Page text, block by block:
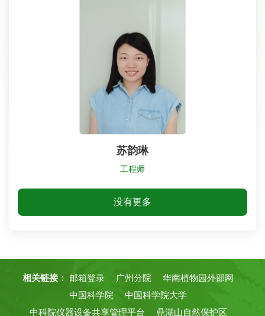
苏韵琳
工程师
没有更多
相关链接： 邮箱登录 广州分院
华南植物园外部网
中国科学院
中国科学院大学
中科院仪器设备共享管理平台
鼎湖山自然保护区